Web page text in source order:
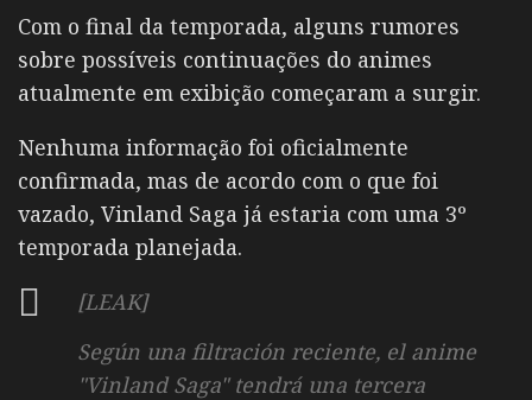
Com o final da temporada, alguns rumores
sobre possíveis continuações do animes
atualmente em exibição começaram a surgir.
Nenhuma informação foi oficialmente
confirmada, mas de acordo com o que foi
vazado, Vinland Saga já estaria com uma 3º
temporada planejada.
[LEAK]
Según una filtración reciente, el anime
"Vinland Saga" tendrá una tercera